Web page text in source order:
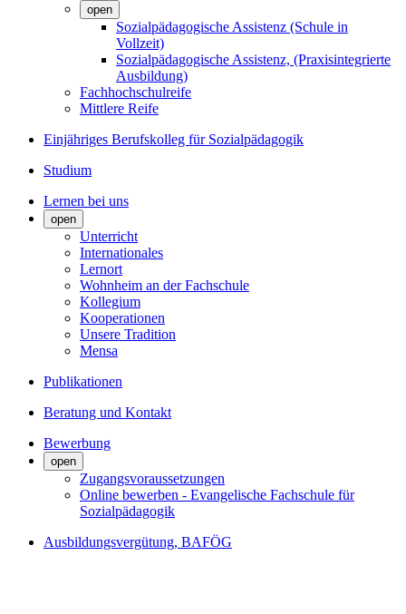
open
Sozialpädagogische Assistenz (Schule in
Vollzeit)
Sozialpädagogische Assistenz, (Praxisintegrierte
Ausbildung)
Fachhochschulreife
Mittlere Reife
Einjähriges Berufskolleg für Sozialpädagogik
Studium
Lernen bei uns
open
Unterricht
Internationales
Lernort
Wohnheim an der Fachschule
Kollegium
Kooperationen
Unsere Tradition
Mensa
Publikationen
Beratung und Kontakt
Bewerbung
open
Zugangsvoraussetzungen
Online bewerben - Evangelische Fachschule für
Sozialpädagogik
Ausbildungsvergütung, BAFÖG